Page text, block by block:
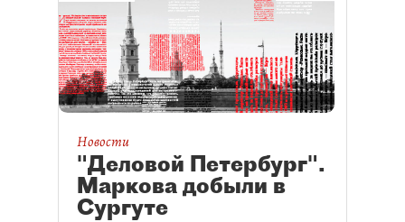
Новости
"Деловой Петербург".
Маркова добыли в
Сургуте